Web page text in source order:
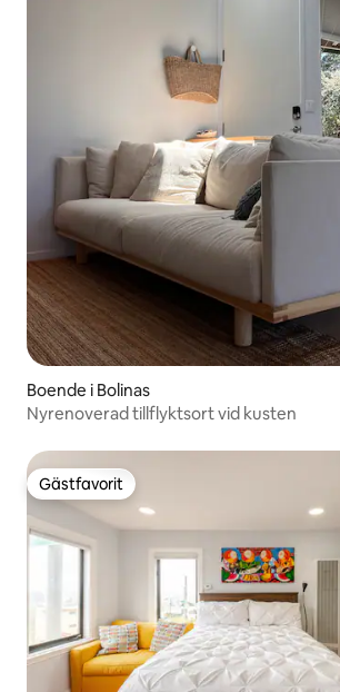
Boende i Bolinas
Nyrenoverad tillflyktsort vid kusten
Gästfavorit
Gästfavorit